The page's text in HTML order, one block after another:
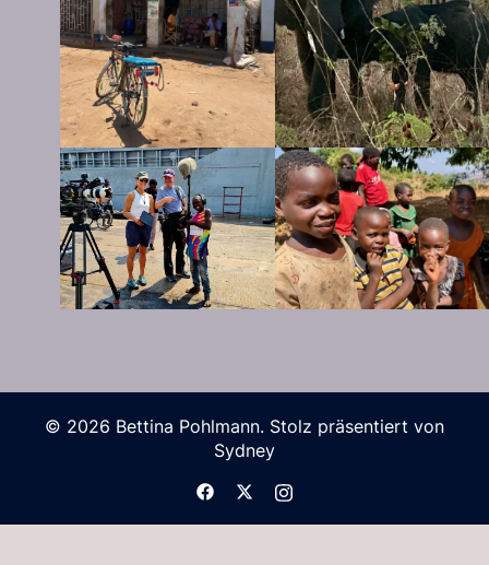
© 2026 Bettina Pohlmann. Stolz präsentiert von
Sydney